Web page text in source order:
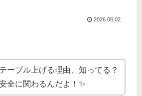
2026.06.02
ーブル上げる理由、知ってる？
全に関わるんだよ！✨